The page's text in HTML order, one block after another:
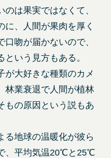
は果実ではなくて、
に、人間が果肉を厚く
吻が届かないので、
いう見方もある。
が大好きな種類のカメ
林業衰退で人間が植林
もの原因という説もあ
る地球の温暖化が彼ら
、平均気温20℃と25℃